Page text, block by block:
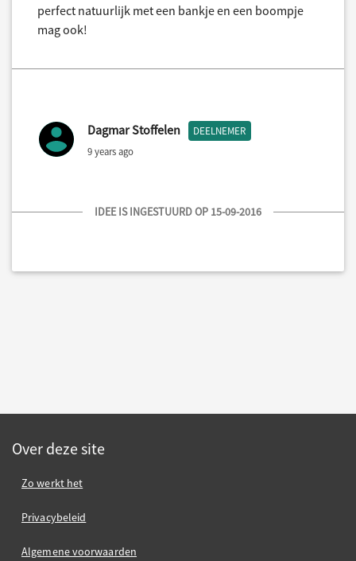
perfect natuurlijk met een bankje en een boompje
mag ook!
Dagmar Stoffelen DEELNEMER
9 years ago
IDEE IS INGESTUURD OP 15-09-2016
Over deze site
Zo werkt het
Privacybeleid
Algemene voorwaarden